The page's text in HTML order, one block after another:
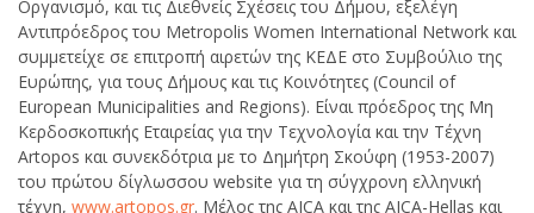
Οργανισμό, και τις Διεθνείς Σχέσεις του Δήμου, εξελέγη
Αντιπρόεδρος του Metropolis Women International Network και
συμμετείχε σε επιτροπή αιρετών της ΚΕΔΕ στο Συμβούλιο της
Ευρώπης, για τους Δήμους και τις Κοινότητες (Council of
European Municipalities and Regions). Είναι πρόεδρος της Μη
Κερδοσκοπικής Εταιρείας για την Τεχνολογία και την Τέχνη
Artopos και συνεκδότρια με το Δημήτρη Σκούφη (1953-2007)
του πρώτου δίγλωσσου website για τη σύγχρονη ελληνική
τέχνη, www.artopos.gr. Μέλος της AICA και της AICA-Hellas και